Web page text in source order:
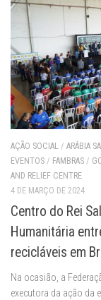
AÇÃO SOCIAL / ARÁBIA
EVENTOS / FAMBRAS /
AND RELIEF CENTRE
4 DE MARÇO DE 2024
Centro do Rei
Humanitária
recicláveis em
Na ocasião, a
executora da ação da